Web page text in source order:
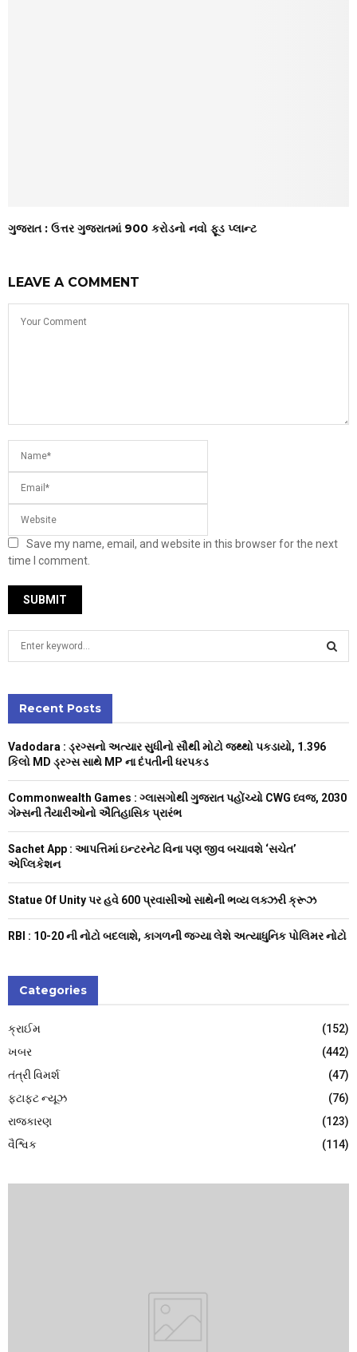
ગુજરાત : ઉત્તર ગુજરાતમાં ₹900 કરોડનો નવો ફૂડ પ્લાન્ટ
LEAVE A COMMENT
Save my name, email, and website in this browser for the next
time I comment.
h
o
C
Recent Posts
Vadodara : ડ્રગ્સનો અત્યાર સુધીનો સૌથી મોટો જથ્થો પકડાયો, 1.396
કિલો MD ડ્રગ્સ સાથે MP ના દંપતીની ધરપકડ
Commonwealth Games : ગ્લાસગોથી ગુજરાત પહોંચ્યો CWG ધ્વજ, 2030
ગેમ્સની તૈયારીઓનો ઐતિહાસિક પ્રારંભ
Sachet App : આપત્તિમાં ઇન્ટરનેટ વિના પણ જીવ બચાવશે ‘સચેત’
એપ્લિકેશન
Statue Of Unity પર હવે 600 પ્રવાસીઓ સાથેની ભવ્ય લક્ઝરી ક્રૂઝ
RBI : ₹10-20 ની નોટો બદલાશે, કાગળની જગ્યા લેશે અત્યાધુનિક પોલિમર નોટો
Categories
ક્રાઈમ
(152)
ખબર
(442)
તંત્રી વિમર્શ
(47)
ફટાફટ ન્યૂઝ
(76)
રાજકારણ
(123)
વૈશ્વિક
(114)